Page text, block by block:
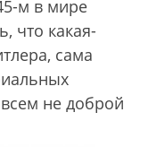
м в мире
что какая-
сама
не доброй